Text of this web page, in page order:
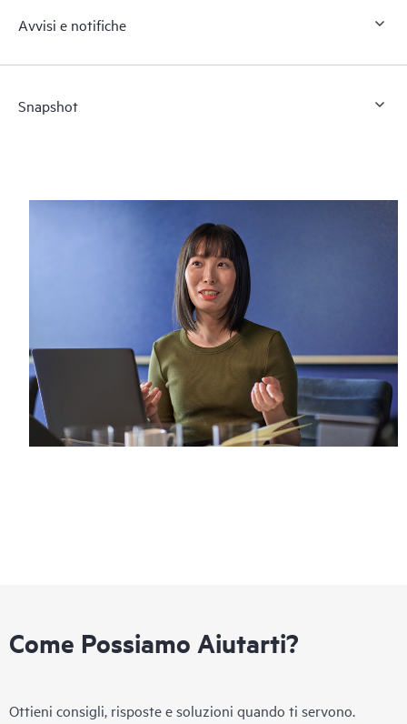
Avvisi e notifiche
Snapshot
Come Possiamo Aiutarti?
Ottieni consigli, risposte e soluzioni quando ti servono.